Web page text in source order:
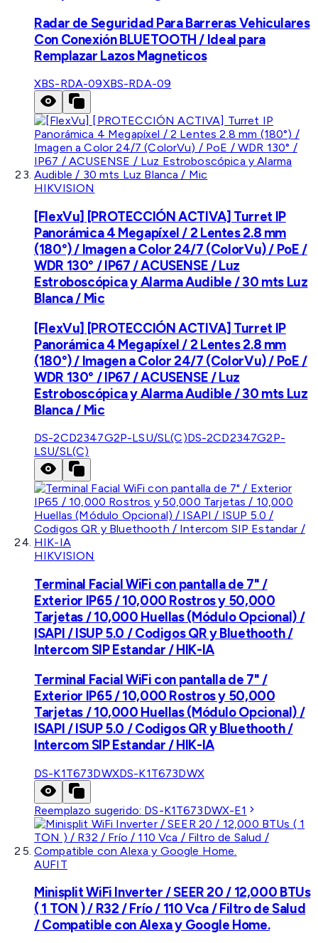
Radar de Seguridad Para Barreras Vehiculares
Con Conexión BLUETOOTH / Ideal para
Remplazar Lazos Magneticos
XBS-RDA-09XBS-RDA-09
HIKVISION
[FlexVu] [PROTECCIÓN ACTIVA] Turret IP
Panorámica 4 Megapíxel / 2 Lentes 2.8 mm
(180°) / Imagen a Color 24/7 (ColorVu) / PoE /
WDR 130° / IP67 / ACUSENSE / Luz
Estroboscópica y Alarma Audible / 30 mts Luz
Blanca / Mic
[FlexVu] [PROTECCIÓN ACTIVA] Turret IP
Panorámica 4 Megapíxel / 2 Lentes 2.8 mm
(180°) / Imagen a Color 24/7 (ColorVu) / PoE /
WDR 130° / IP67 / ACUSENSE / Luz
Estroboscópica y Alarma Audible / 30 mts Luz
Blanca / Mic
DS-2CD2347G2P-LSU/SL(C)DS-2CD2347G2P-
LSU/SL(C)
HIKVISION
Terminal Facial WiFi con pantalla de 7" /
Exterior IP65 / 10,000 Rostros y 50,000
Tarjetas / 10,000 Huellas (Módulo Opcional) /
ISAPI / ISUP 5.0 / Codigos QR y Bluethooth /
Intercom SIP Estandar / HIK-IA
Terminal Facial WiFi con pantalla de 7" /
Exterior IP65 / 10,000 Rostros y 50,000
Tarjetas / 10,000 Huellas (Módulo Opcional) /
ISAPI / ISUP 5.0 / Codigos QR y Bluethooth /
Intercom SIP Estandar / HIK-IA
DS-K1T673DWXDS-K1T673DWX
Reemplazo sugerido: DS-K1T673DWX-E1
AUFIT
Minisplit WiFi Inverter / SEER 20 / 12,000 BTUs
( 1 TON ) / R32 / Frío / 110 Vca / Filtro de Salud
/ Compatible con Alexa y Google Home.